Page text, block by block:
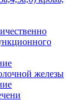
железы